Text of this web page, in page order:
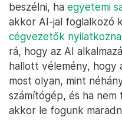
beszélni, ha egyetemi
akkor AI-jal foglalkozó
cégvezetők
rá, hogy az AI
hallott vélemény, hogy
most olyan, mint
számítógép, és ha nem
akkor le fogunk